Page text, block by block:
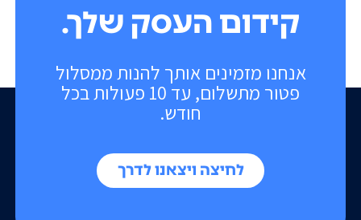
אנחנו מזמינים אותך להנות ממסלול
פטור מתשלום, עד 10 פעולות בכל
חודש.
לחיצה ויצאנו לדרך
קידום העסק שלך.